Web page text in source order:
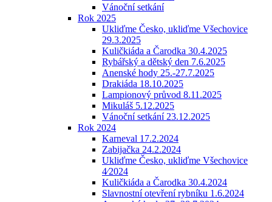
Vánoční setkání
Rok 2025
Ukliďme Česko, ukliďme Všechovice
29.3.2025
Kuličkiáda a Čarodka 30.4.2025
Rybářský a dětský den 7.6.2025
Anenské hody 25.-27.7.2025
Drakiáda 18.10.2025
Lampionový průvod 8.11.2025
Mikuláš 5.12.2025
Vánoční setkání 23.12.2025
Rok 2024
Karneval 17.2.2024
Zabijačka 24.2.2024
Ukliďme Česko, ukliďme Všechovice
4⁄2024
Kuličkiáda a Čarodka 30.4.2024
Slavnostní otevření rybníku 1.6.2024